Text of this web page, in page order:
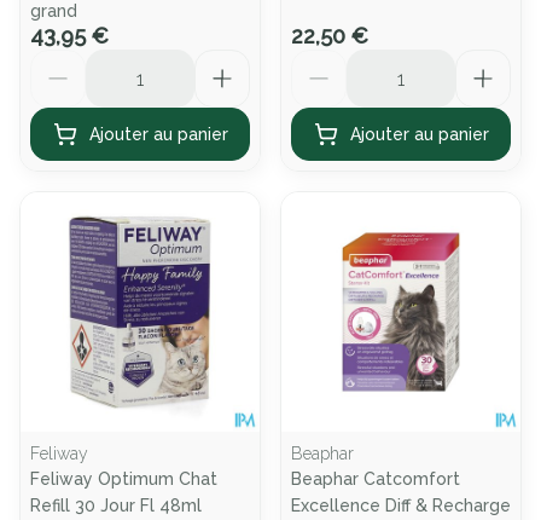
grand
43,95 €
Ajouter au panier
22,50 €
Ajouter au panier
Feliway
Feliway Optimum Chat
Refill 30 Jour Fl 48ml
Beaphar
Beaphar Catcomfort
Excellence Diff & Recharge